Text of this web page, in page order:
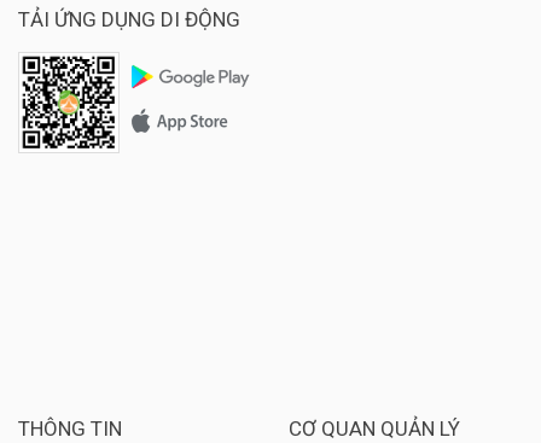
TẢI ỨNG DỤNG DI ĐỘNG
THÔNG TIN CƠ QUAN QUẢN LÝ